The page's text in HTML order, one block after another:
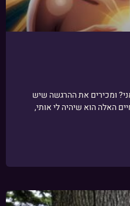
ומכירים את ההרגשה שיש
האלה הוא שיהיה לי אותי,